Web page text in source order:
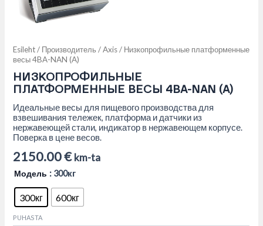
Esileht/ Производитель /Axis/ Низкопрофильные платформенные
весы 4BA-NAN (A)
НИЗКОПРОФИЛЬНЫЕ
ПЛАТФОРМЕННЫЕ ВЕСЫ 4BA-NAN (A)
Идеальные весы для пищевого производства для
взвешивания тележек, платформа и датчики из
нержавеющей стали, индикатор в нержавеющем корпусе.
Поверка в цене весов.
2150.00€ km-ta
Модель : 300кг
300кг 600кг
PUHASTA